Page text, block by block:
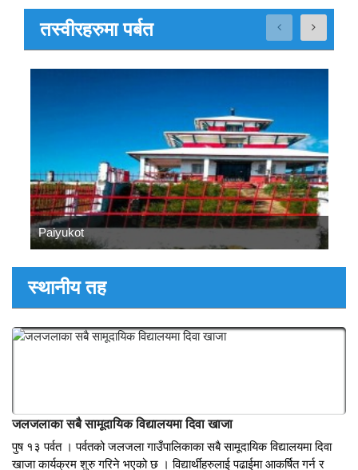
पैयुँको पाट्नेथरदेखि बेलायतसम्मको संघर्ष, "नेत्र त्यसपछि अरुको पनि नेत्र
नोभेम्बर ८ मा सम्पन्न पर्वत वेलफेयर सोसाइटी युके आठौँ अधिवेशनले नेत्र आलेलाई
दोश्रो कार्यकालको लागि अध्यक्षमा निर्वाचित गरेको छ । विभिन्न सिलसिलामा
बेलायत पुगेका पर्वतेलीहरुको यो संस्था जिल्लामा...
तस्वीरहरुमा पर्बत
स्थानीय तह